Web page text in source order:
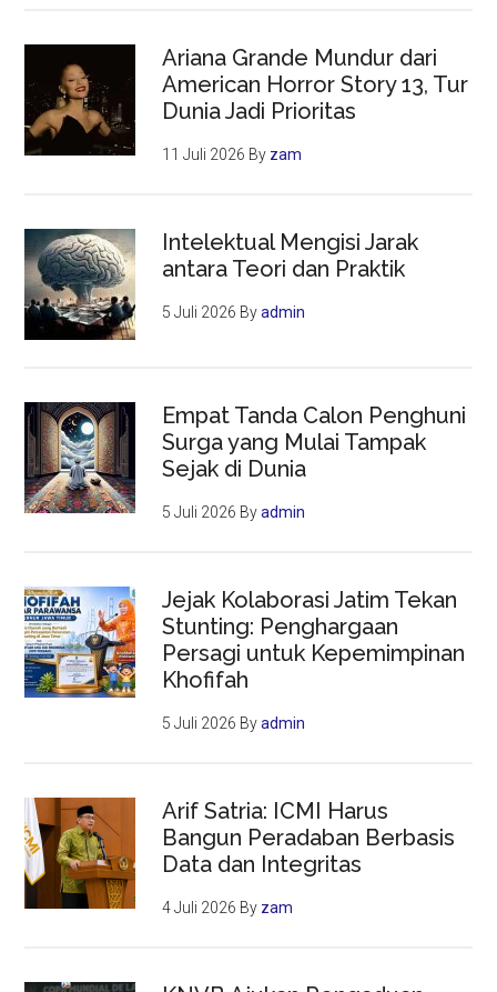
Ariana Grande Mundur dari
American Horror Story 13, Tur
Dunia Jadi Prioritas
11 Juli 2026 By zam
Intelektual Mengisi Jarak
antara Teori dan Praktik
5 Juli 2026 Byadmin
Empat Tanda Calon Penghuni
Surga yang Mulai Tampak
Sejak di Dunia
5 Juli 2026 Byadmin
Jejak Kolaborasi Jatim Tekan
Stunting: Penghargaan
Persagi untuk Kepemimpinan
Khofifah
5 Juli 2026 Byadmin
Arif Satria: ICMI Harus
Bangun Peradaban Berbasis
Data dan Integritas
4 Juli 2026 By zam